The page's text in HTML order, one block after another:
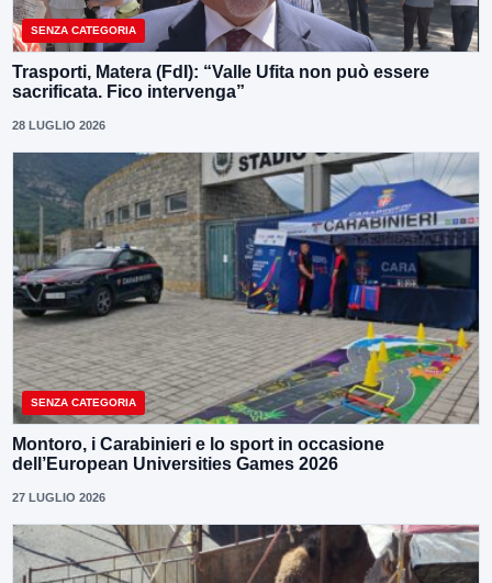
SENZA CATEGORIA
Trasporti, Matera (FdI): “Valle Ufita non può essere
sacrificata. Fico intervenga”
28 LUGLIO 2026
SENZA CATEGORIA
Montoro, i Carabinieri e lo sport in occasione
dell’European Universities Games 2026
27 LUGLIO 2026